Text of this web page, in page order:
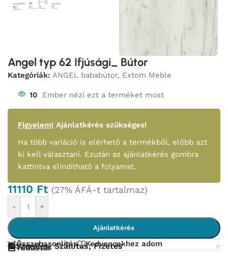
Angel typ 62 Ifjúsági_ Bútor
Kategóriák: ANGEL bababútor, Extom Meble
10 Ember nézi ezt a terméket most
Figyelem! Ajánlatkérés szükséges!
Ha több variáció is elérhető a termékből, előbb azt
ki kell választani. Ezután az ajánlatkérés gombra
kattintva elindítható a folyamat.
11110 Ft (27% ÁFÁ-t tartalmaz)
- +
Ajánlatkérés
Összehasonlítás Kedvencekhez adom
Szerelés, Szállítás, Fizetés
Tudástár